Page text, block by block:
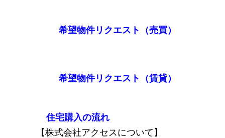
希望物件リクエスト（売買）
希望物件リクエスト（賃貸）
住宅購入の流れ
【株式会社アクセスについて】